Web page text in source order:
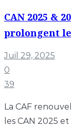
CAN 2025 &
prolongent
Juil 29, 2025
0
39
La CAF
les CAN 2025